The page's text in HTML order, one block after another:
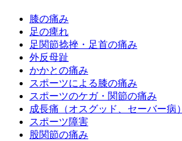
膝の痛み
足の痺れ
足関節捻挫・足首の痛み
外反母趾
かかとの痛み
スポーツによる膝の痛み
スポーツのケガ・関節の痛み
成長痛（オスグッド、セーバー病）
スポーツ障害
股関節の痛み